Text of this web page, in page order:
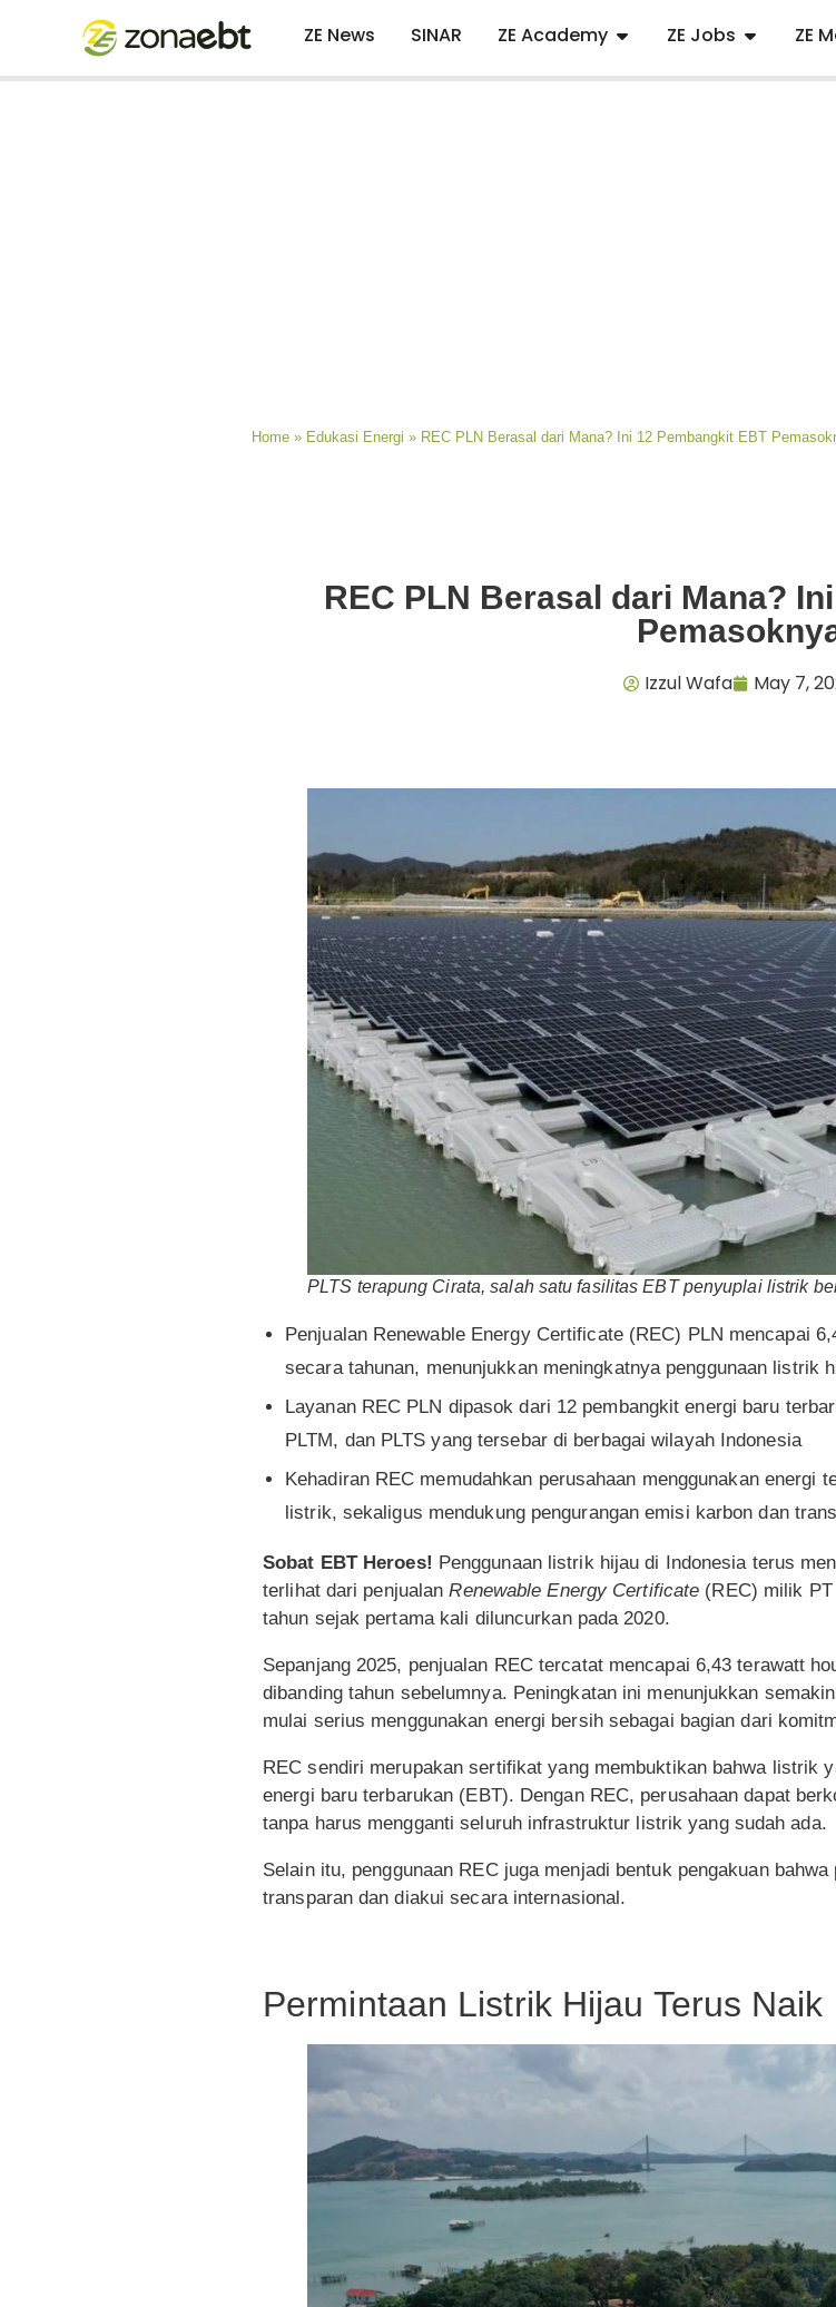
ZE News SINAR ZE Academy ZE Jobs ZE
Home » Edukasi Energi » REC PLN Berasal dari Mana? Ini 12 Pembangkit EBT
REC PLN Berasal dari Mana?
Izzul Wafa May 7,
PLTS terapung Cirata, salah satu fasilitas EBT penyuplai listrik
Penjualan Renewable Energy Certificate (REC) PLN mencapai
secara tahunan, menunjukkan meningkatnya penggunaan listrik
Layanan REC PLN dipasok dari 12 pembangkit energi baru
PLTM, dan PLTS yang tersebar di berbagai wilayah Indonesia
Kehadiran REC memudahkan perusahaan menggunakan energi
listrik, sekaligus mendukung pengurangan emisi karbon dan
Sobat EBT Heroes! Penggunaan listrik hijau di Indonesia terus
terlihat dari penjualanRenewable Energy Certificate (REC) milik
tahun sejak pertama kali diluncurkan pada 2020.
Sepanjang 2025, penjualan REC tercatat mencapai 6,43 terawatt
dibanding tahun sebelumnya. Peningkatan ini menunjukkan
mulai serius menggunakan energi bersih sebagai bagian dari
REC sendiri merupakan sertifikat yang membuktikan bahwa listrik
energi baru terbarukan (EBT). Dengan REC, perusahaan dapat
tanpa harus mengganti seluruh infrastruktur listrik yang sudah ada.
Selain itu, penggunaan REC juga menjadi bentuk pengakuan
transparan dan diakui secara internasional.
Permintaan Listrik Hijau Terus Naik